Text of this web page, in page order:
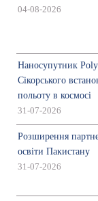
04-08-2026
Наносупутник
Сікорського
польоту в космосі
31-07-2026
Розширення
освіти Пакистану
31-07-2026